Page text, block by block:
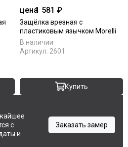
цена1 581 ₽
Защёлка врезная с
пластиковым язычком Morelli
В наличии
Артикул: 2601
Купить
с
и
Заказать замер